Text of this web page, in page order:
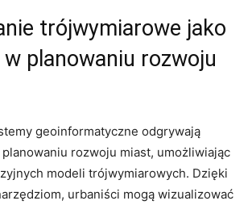
⁣trójwymiarowe jako
w planowaniu rozwoju
geoinformatyczne odgrywają
rozwoju miast, umożliwiając
‍modeli⁤ trójwymiarowych. Dzięki
⁢urbaniści mogą wizualizować